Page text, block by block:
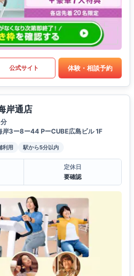
公式サイト 体験・相談予約
岸通店
岸3ー8ー44 PーCUBE広島ビル 1F
利用 駅から5分以内
定休日
要確認